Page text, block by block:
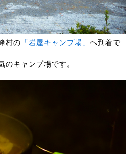
村の 「岩屋キャンプ場」 へ到着で
キャンプ場です。